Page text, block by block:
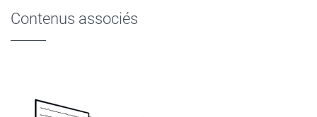
Contenus associés